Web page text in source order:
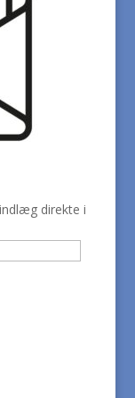
direkte i